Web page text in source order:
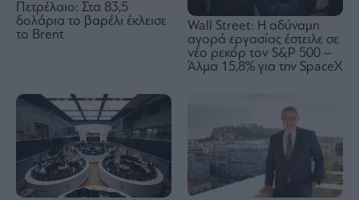
Πετρέλαιο: Στα 83,5
δολάρια το βαρέλι έκλεισε
το Brent
Wall Street: Η αδύναμη
αγορά εργασίας έστειλε σε
νέο ρεκόρ τον S&P 500 –
Άλμα 15,8% για την SpaceX